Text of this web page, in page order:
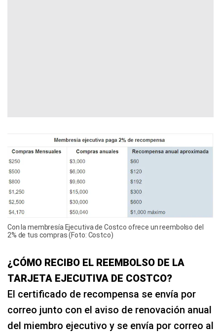
Con la membresía Ejecutiva de Costco ofrece un reembolso del
2% de tus compras (Foto: Costco)
¿CÓMO RECIBO EL REEMBOLSO DE LA
TARJETA EJECUTIVA DE COSTCO?
El certificado de recompensa se envía por
correo junto con el aviso de renovación anual
del miembro ejecutivo y se envía por correo al